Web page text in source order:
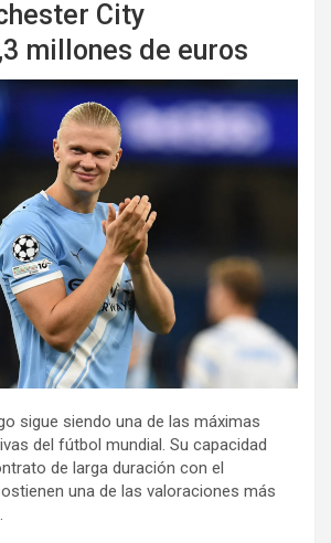
City
millones de euros
sigue siendo una de las máximas
del fútbol mundial. Su capacidad
de larga duración con el
una de las valoraciones más